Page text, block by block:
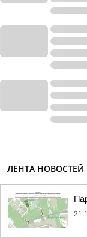
ЛЕНТА НОВОСТЕЙ